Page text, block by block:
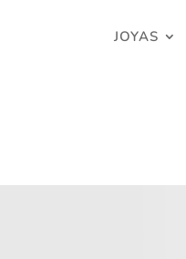
JOYAS